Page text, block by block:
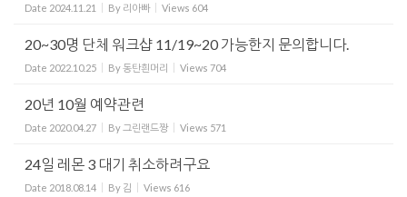
Date 2024.11.21 By 리아빠 Views 604
20~30명 단체 워크샵 11/19~20 가능한지 문의합니다.
Date 2022.10.25 By동탄흰머리 Views 704
20년 10월 예약관련
Date 2020.04.27 By 그린랜드짱 Views 571
24일 레몬 3 대기 취소하려구요
Date 2018.08.14 By 김 Views 616